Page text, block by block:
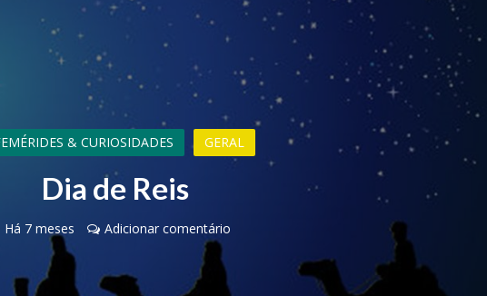
& CURIOSIDADES GERAL
Dia de Reis
Há 7 meses Adicionar comentário